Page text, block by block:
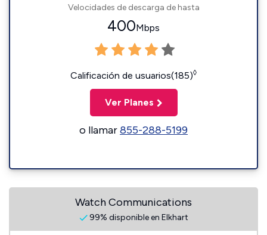
Velocidades de descarga de hasta
400Mbps
Calificación de usuarios(185)◊
Ver Planes
o llamar855-288-5199
Watch Communications
99% disponible en Elkhart